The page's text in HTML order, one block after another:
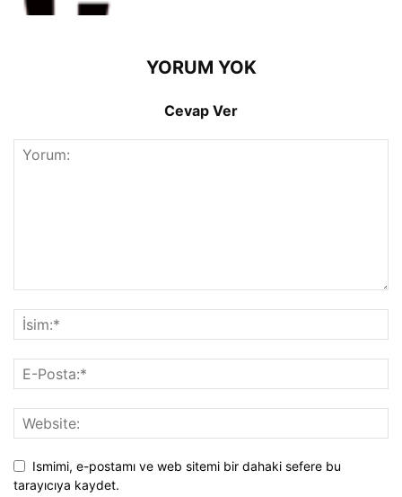
YORUM YOK
Cevap Ver
Ismimi, e-postamı ve web sitemi bir dahaki sefere bu
tarayıcıya kaydet.